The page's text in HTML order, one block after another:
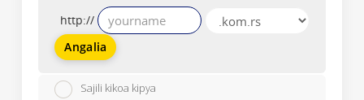
http://
Angalia
Sajili kikoa kipya